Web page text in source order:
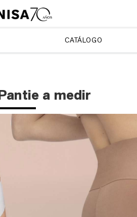
CATÁLOGO
a medir